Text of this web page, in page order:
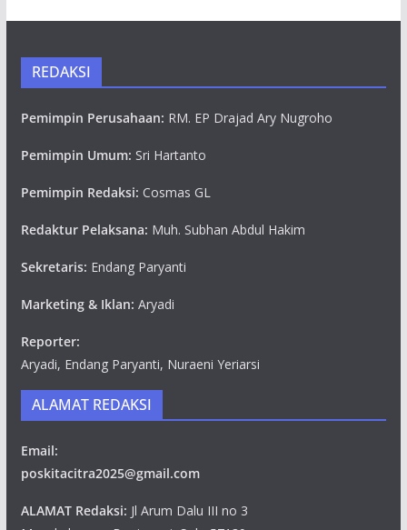
REDAKSI
Pemimpin Perusahaan: RM. EP Drajad Ary Nugroho
Pemimpin Umum: Sri Hartanto
Pemimpin Redaksi: Cosmas GL
Redaktur Pelaksana: Muh. Subhan Abdul Hakim
Sekretaris: Endang Paryanti
Marketing & Iklan: Aryadi
Reporter:
Aryadi, Endang Paryanti, Nuraeni Yeriarsi
ALAMAT REDAKSI
Email:
poskitacitra2025@gmail.com
ALAMAT Redaksi: Jl Arum Dalu III no 3